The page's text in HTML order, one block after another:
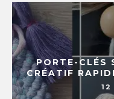
PORTE-CLÉS
CRÉATIF
12